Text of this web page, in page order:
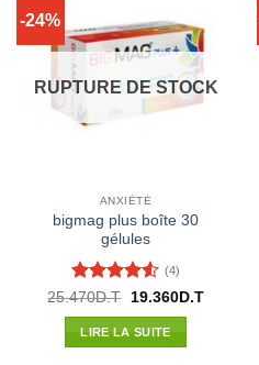
-24%
RUPTURE DE STOCK
ANXIÉTÉ
bigmag plus boîte 30
gélules
Note4.5
sur 5
(4)
25.470D.T
Le
initial
était :
19.360D.TLe
LIRE LA SUITE